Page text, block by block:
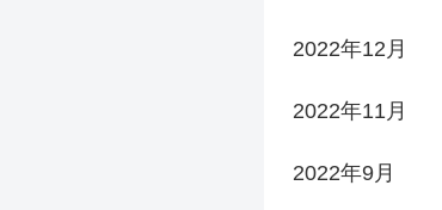
2022年12月
2022年11月
2022年9月